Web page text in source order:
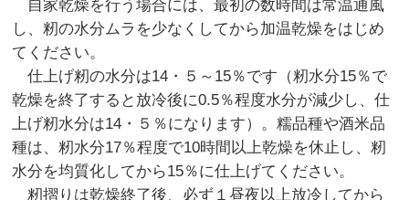
自家乾燥を行う場合には、最初の数時間は常温通風
し、籾の水分ムラを少なくしてから加温乾燥をはじめ
てください。
仕上げ籾の水分は14・５～15％です（籾水分15％で
乾燥を終了すると放冷後に0.5％程度水分が減少し、仕
上げ籾水分は14・５％になります）。糯品種や酒米品
種は、籾水分17％程度で10時間以上乾燥を休止し、籾
水分を均質化してから15％に仕上げてください。
籾摺りは乾燥終了後、必ず１昼夜以上放冷してから